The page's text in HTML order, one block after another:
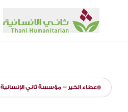
عطاء الخير — مؤسسة ثاني الإنسانية